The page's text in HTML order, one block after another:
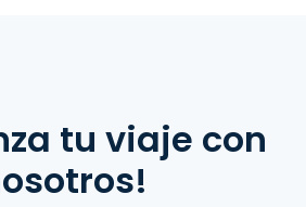
tu viaje con